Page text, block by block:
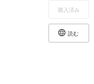
購入済み
読む